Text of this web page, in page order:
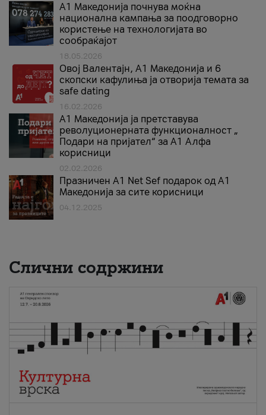
A1 Македонија почнува моќна
национална кампања за поодговорно
користење на технологијата во
сообраќајот
18.05.2026
Овој Валентајн, A1 Македонија и 6
скопски кафулиња ја отворија темата за
safe dating
16.02.2026
А1 Македонија ја претставува
револуционерната функционалност „
Подари на пријател“ за А1 Алфа
корисници
02.02.2026
Празничен A1 Net Sеf подарок од А1
Македонија за сите корисници
04.12.2025
Слични содржини